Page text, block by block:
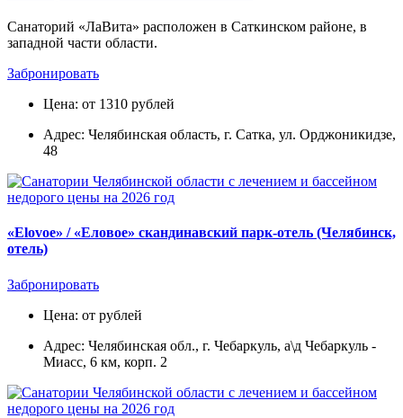
Санаторий «ЛаВита» расположен в Саткинском районе, в
западной части области.
Забронировать
Цена: от 1310 рублей
Адрес: Челябинская область, г. Сатка, ул. Орджоникидзе,
48
«Elovoe» / «Еловое» скандинавский парк-отель (Челябинск,
отель)
Забронировать
Цена: от рублей
Адрес: Челябинская обл., г. Чебаркуль, а\д Чебаркуль -
Миасс, 6 км, корп. 2